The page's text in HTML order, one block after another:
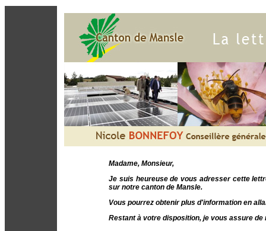
Madame, Monsieur,
Je suis heureuse de vous adresser cette
sur notre canton de Mansle.
Vous pourrez obtenir plus d'information en
Restant à votre disposition, je vous assure